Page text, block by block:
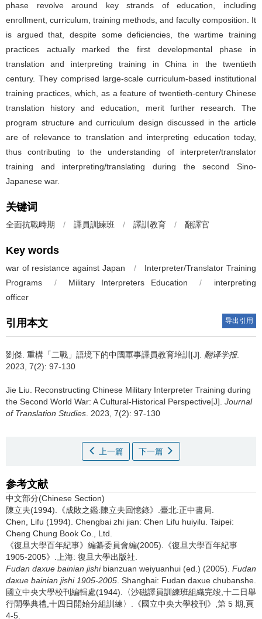
phase revolve around key strands of education, including
enrollment, curriculum, training methods, and faculty composition. It
is argued that, despite some deficiencies, the wartime training
practices actually marked the first developmental phase in
translation and interpreting training in China in the twentieth
century. They comprised large-scale curriculum-based institutional
training practices, which, as a feature of twentieth-century Chinese
translation history and education, merit further research. The
program structure and curriculum design discussed in the article
are of relevance to translation and interpreting education today,
thus contributing to the understanding of interpreter/translator
training and interpreting/translating during the second Sino-
Japanese war.
关键词
全面抗戰時期 / 譯員訓練班 / 譯訓教育 / 翻譯官
Key words
war of resistance against Japan /
Interpreter/Translator Training
Programs
/ Military Interpreters Education /
interpreting
officer
引用本文 导出引用
劉傑. 重構「二戰」語境下的中國軍事譯員教育培訓[J]. 翻译学报.
2023, 7(2): 97-130
Jie Liu. Reconstructing Chinese Military Interpreter Training during
the Second World War: A Cultural-Historical Perspective[J]. Journal
of Translation Studies . 2023, 7(2): 97-130
上一篇 下一篇
参考文献
中文部分(Chinese Section)
陳立夫(1994).《成敗之鑑:陳立夫回憶錄》.臺北:正中書局.
Chen, Lifu (1994). Chengbai zhi jian: Chen Lifu huiyilu. Taipei:
Cheng Chung Book Co., Ltd.
《復旦大學百年紀事》編纂委員會編(2005).《復旦大學百年紀事
1905-2005》.上海: 復旦大學出版社.
Fudan daxue bainian jishibianzuan weiyuanhui (ed.) (2005). Fudan
daxue bainian jishi 1905-2005 . Shanghai: Fudan daxue chubanshe.
國立中央大學校刊編輯處(1944).〈沙磁譯員訓練班組織完竣,十二日舉
行開學典禮,十四日開始分組訓練〉.《國立中央大學校刊》,第 5 期,頁
4-5.